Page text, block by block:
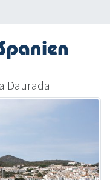
Daurada